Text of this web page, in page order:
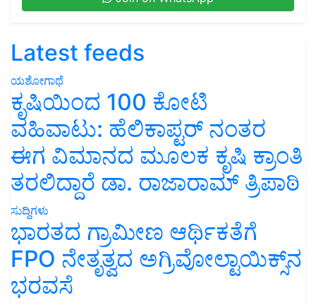
Latest feeds
ಯಶೋಗಾಥೆ
ಕೃಷಿಯಿಂದ 100 ಕೋಟಿ
ವಹಿವಾಟು: ಹೆಲಿಕಾಪ್ಟರ್ ನಂತರ
ಈಗ ವಿಮಾನದ ಮೂಲಕ ಕೃಷಿ ಕ್ರಾಂತಿ
ತರಲಿದ್ದಾರೆ ಡಾ. ರಾಜಾರಾಮ್ ತ್ರಿಪಾಠಿ
ಸುದ್ದಿಗಳು
ಭಾರತದ ಗ್ರಾಮೀಣ ಆರ್ಥಿಕತೆಗೆ
FPO ನೇತೃತ್ವದ ಅಗ್ರಿವೋಲ್ಟಾಯಿಕ್ಸ್‌ನ
ಭರವಸೆ